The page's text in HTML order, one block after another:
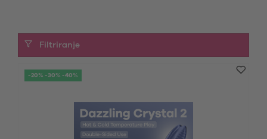
Filtriranje
-20% -30% -40%